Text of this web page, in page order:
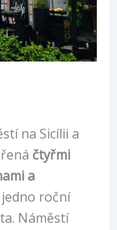
na Sicílii a
čtyřmi
a
roční
Náměstí